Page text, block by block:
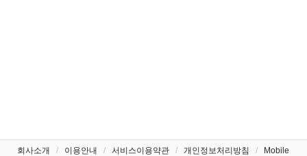
회사소개 / 이용안내 / 서비스이용약관 / 개인정보처리방침 / Mobile